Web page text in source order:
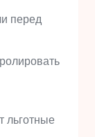
перед
льготные